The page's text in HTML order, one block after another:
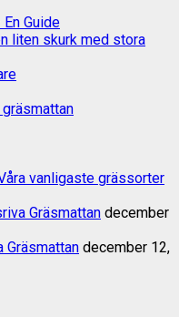
Guide
liten skurk med stora
vanligaste grässorter
Gräsmattan december
Gräsmattan december 12,